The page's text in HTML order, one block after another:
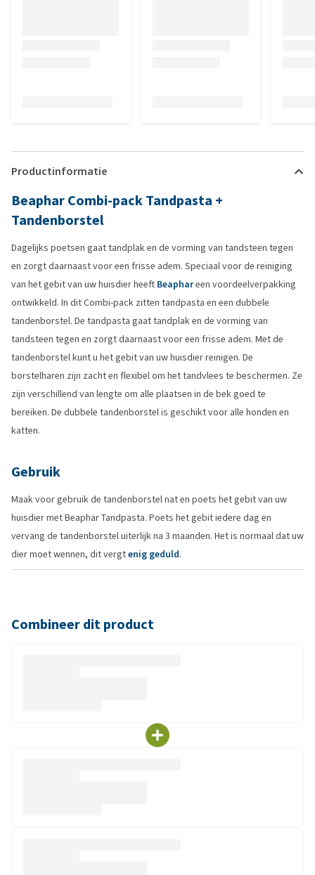
Productinformatie
Beaphar Combi-pack Tandpasta +
Tandenborstel
Dagelijks poetsen gaat tandplak en de vorming van tandsteen tegen
en zorgt daarnaast voor een frisse adem. Speciaal voor de reiniging
van het gebit van uw huisdier heeft Beaphareen voordeelverpakking
ontwikkeld. In dit Combi-pack zitten tandpasta en een dubbele
tandenborstel. De tandpasta gaat tandplak en de vorming van
tandsteen tegen en zorgt daarnaast voor een frisse adem. Met de
tandenborstel kunt u het gebit van uw huisdier reinigen. De
borstelharen zijn zacht en flexibel om het tandvlees te beschermen. Ze
zijn verschillend van lengte om alle plaatsen in de bek goed te
bereiken. De dubbele tandenborstel is geschikt voor alle honden en
katten.
Gebruik
Maak voor gebruik de tandenborstel nat en poets het gebit van uw
huisdier met Beaphar Tandpasta. Poets het gebit iedere dag en
vervang de tandenborstel uiterlijk na 3 maanden. Het is normaal dat uw
dier moet wennen, dit vergtenig geduld.
Combineer dit product